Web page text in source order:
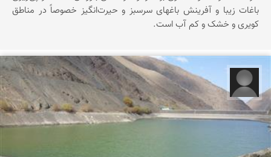
باغات زیبا و آفرینش باغهای سرسبز و حیرت‌انگیز خصوصاً در مناطق
کویری و خشک و کم آب است.
ماسو ماسویا